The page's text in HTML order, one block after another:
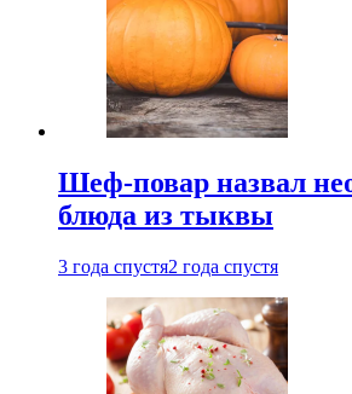
Шеф-повар назвал
блюда из тыквы
3 года спустя2 года спустя